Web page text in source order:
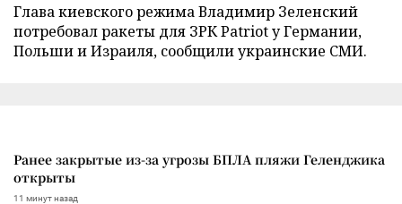
Глава киевского режима Владимир Зеленский
потребовал ракеты для ЗРК Patriot у Германии,
Польши и Израиля, сообщили украинские СМИ.
Ранее закрытые из-за угрозы БПЛА пляжи Геленджика
открыты
11 минут назад